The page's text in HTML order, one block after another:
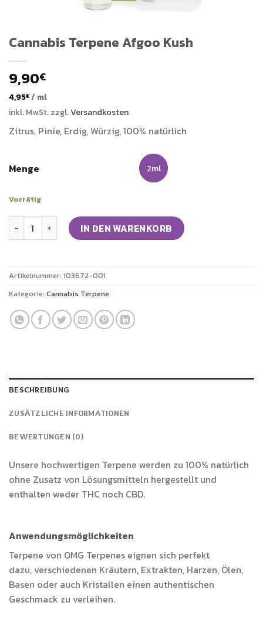
Cannabis Terpene Afgoo Kush
9,90€
4,95€/ ml
inkl. MwSt.zzgl.Versandkosten
Zitrus, Pinie, Erdig, Würzig, 100% natürlich
Menge 2ml
Vorrätig
Cannabis Terpene Afgoo Kush Menge
IN DEN WARENKORB
Artikelnummer: 103672-001
Kategorie: Cannabis Terpene
BESCHREIBUNG
ZUSÄTZLICHE INFORMATIONEN
BEWERTUNGEN (0)
Unsere hochwertigen Terpene werden zu 100% natürlich
ohne Zusatz von Lösungsmitteln hergestellt und
enthalten weder THC noch CBD.
Anwendungsmöglichkeiten
Terpene von OMG Terpenes eignen sich perfekt
dazu, verschiedenen Kräutern, Extrakten, Harzen, Ölen,
Basen oder auch Kristallen einen authentischen
Geschmack zu verleihen.